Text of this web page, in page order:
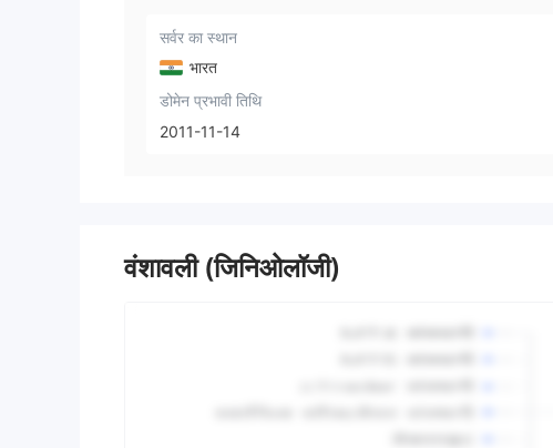
सर्वर का स्थान
भारत
डोमेन प्रभावी तिथि
2011-11-14
वंशावली (जिनिओलॉजी)